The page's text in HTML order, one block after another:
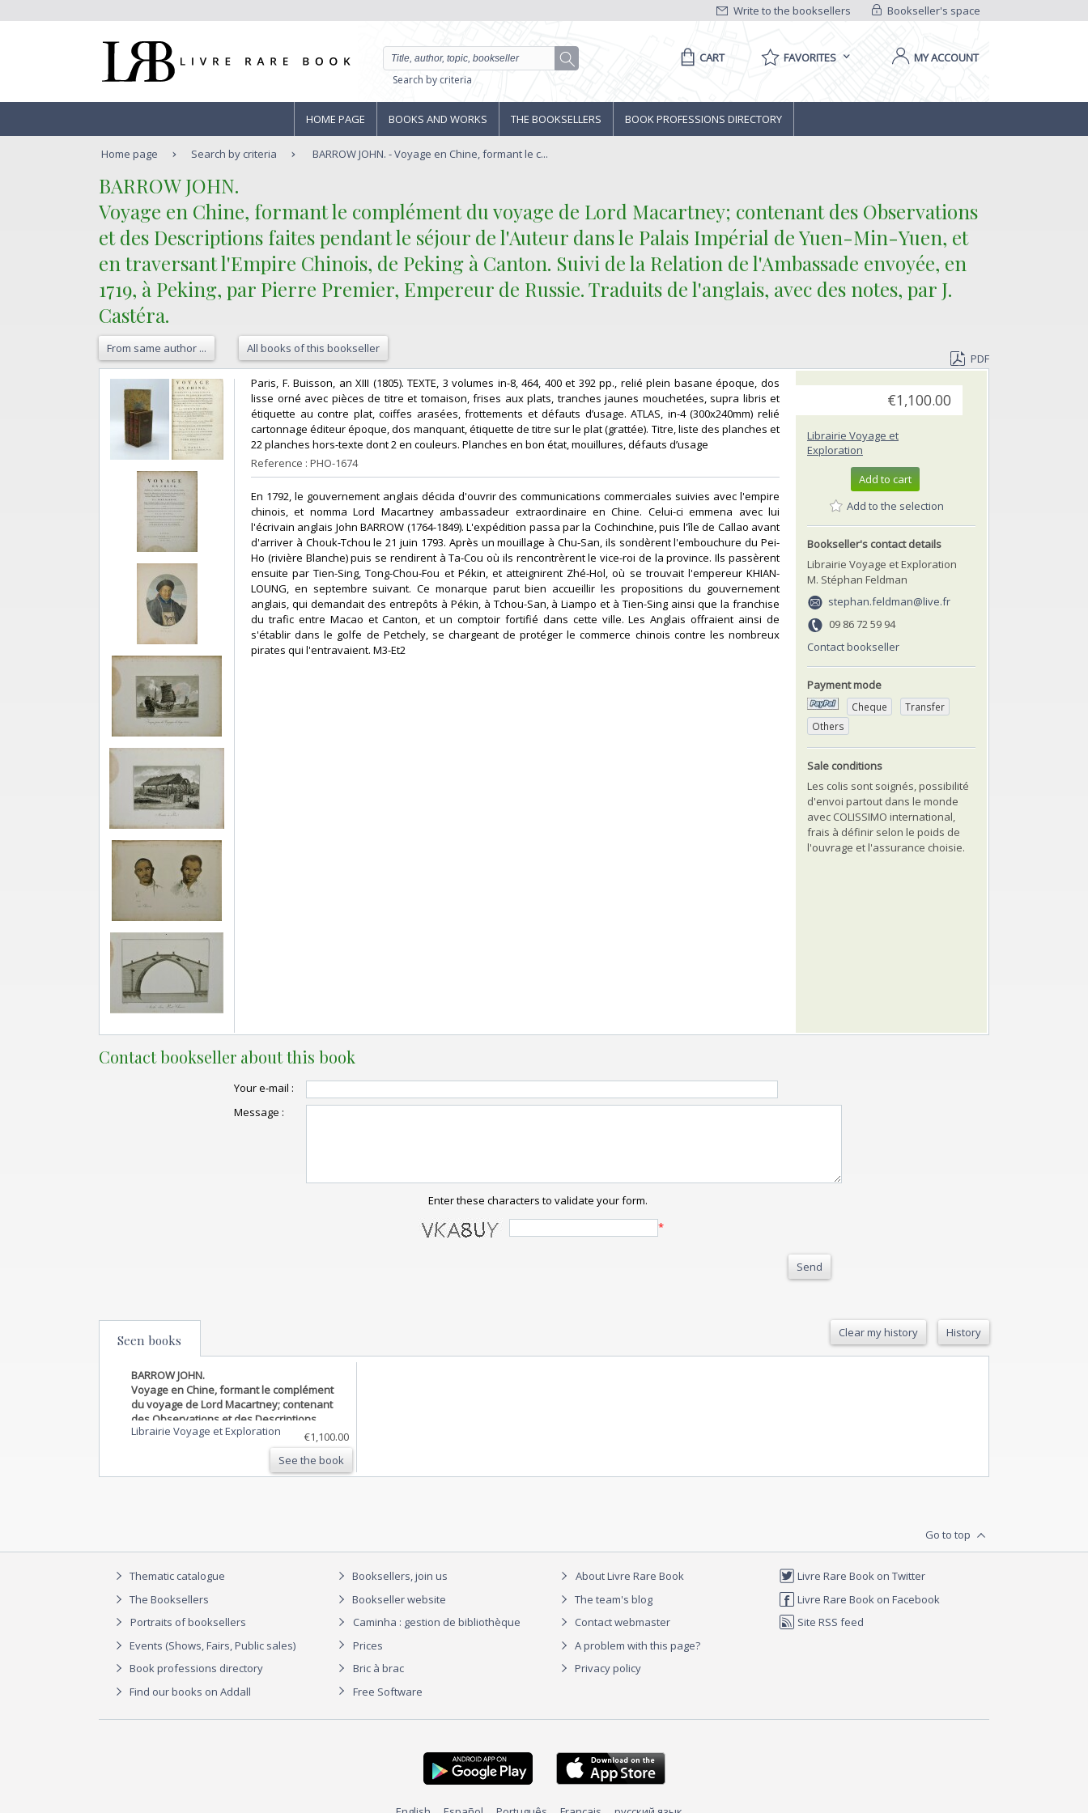
Bookseller's space
Write to the booksellers
Search by criteria
CART FAVORITES MY ACCOUNT
HOME PAGE BOOKS AND WORKS THE BOOKSELLERS BOOK PROFESSIONS DIRECTORY
Home page Search by criteria BARROW JOHN. - Voyage en Chine, formant le c...
‎BARROW JOHN. ‎
‎Voyage en Chine, formant le complément du voyage de Lord Macartney; contenant des Observations
et des Descriptions faites pendant le séjour de l'Auteur dans le Palais Impérial de Yuen-Min-Yuen, et
en traversant l'Empire Chinois, de Peking à Canton. Suivi de la Relation de l'Ambassade envoyée, en
1719, à Peking, par Pierre Premier, Empereur de Russie. Traduits de l'anglais, avec des notes, par J.
Castéra. ‎
From same author ... All books of this bookseller
PDF
‎Paris, F. Buisson, an XIII (1805). TEXTE, 3 volumes in-8, 464, 400 et 392 pp., relié plein basane époque, dos
lisse orné avec pièces de titre et tomaison, frises aux plats, tranches jaunes mouchetées, supra libris et
étiquette au contre plat, coiffes arasées, frottements et défauts d’usage. ATLAS, in-4 (300x240mm) relié
cartonnage éditeur époque, dos manquant, étiquette de titre sur le plat (grattée). Titre, liste des planches et
22 planches hors-texte dont 2 en couleurs. Planches en bon état, mouillures, défauts d’usage ‎
Reference : PHO-1674
‎En 1792, le gouvernement anglais décida d'ouvrir des communications commerciales suivies avec l'empire
chinois, et nomma Lord Macartney ambassadeur extraordinaire en Chine. Celui-ci emmena avec lui
l'écrivain anglais John BARROW (1764-1849). L'expédition passa par la Cochinchine, puis l'île de Callao avant
d'arriver à Chouk-Tchou le 21 juin 1793. Après un mouillage à Chu-San, ils sondèrent l'embouchure du Pei-
Ho (rivière Blanche) puis se rendirent à Ta-Cou où ils rencontrèrent le vice-roi de la province. Ils passèrent
ensuite par Tien-Sing, Tong-Chou-Fou et Pékin, et atteignirent Zhé-Hol, où se trouvait l'empereur KHIAN-
LOUNG, en septembre suivant. Ce monarque parut bien accueillir les propositions du gouvernement
anglais, qui demandait des entrepôts à Pékin, à Tchou-San, à Liampo et à Tien-Sing ainsi que la franchise
du trafic entre Macao et Canton, et un comptoir fortifié dans cette ville. Les Anglais offraient ainsi de
s'établir dans le golfe de Petchely, se chargeant de protéger le commerce chinois contre les nombreux
pirates qui l'entravaient. M3-Et2 ‎
€1,100.00
Librairie Voyage et
Exploration
Add to cart
Add to the selection
Bookseller's contact details
Librairie Voyage et Exploration
M. Stéphan Feldman
stephan.feldman@live.fr
09 86 72 59 94
Contact bookseller
Payment mode
Cheque
Transfer
Others
Sale conditions
Les colis sont soignés, possibilité
d'envoi partout dans le monde
avec COLISSIMO international,
frais à définir selon le poids de
l'ouvrage et l'assurance choisie.
Contact bookseller about this book
Your e-mail :
Message :
Enter these characters to validate your form.
*
Send
Seen books Clear my history History
BARROW JOHN.
Voyage en Chine, formant le complément
du voyage de Lord Macartney; contenant
des Observations et des Descriptions
faites pendant le séjour de l'Auteur dans le
Palais Impérial de Yuen-Min-Yuen, et en
Librairie Voyage et Exploration
€1,100.00
See the book
Go to top
Thematic catalogue
The Booksellers
Portraits of booksellers
Events (Shows, Fairs, Public sales)
Book professions directory
Find our books on Addall
Booksellers, join us
Bookseller website
Caminha : gestion de bibliothèque
Prices
Bric à brac
Free Software
About Livre Rare Book
The team's blog
Contact webmaster
A problem with this page?
Privacy policy
Livre Rare Book on Twitter
Livre Rare Book on Facebook
Site RSS feed